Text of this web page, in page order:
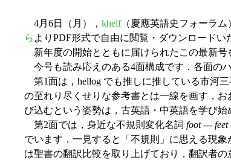
4月6日（月）， khelf（慶應英語史フォーラム
ら よりPDF形式で自由に閲覧・ダウンロードい
新年度の開始とともに届けられたこの最新号
今号も読み応えのある4面構成です．各面の
第1面は，hellog でも推しに推している市河
の至れり尽くせりな参考書とは一線を画す，
び込むという姿勢は，古英語・中英語を学び
第2面では，身近な不規則変化名詞 foot--- feet
でいます．一見すると「不規則」に思える現
は聖書の翻訳比較を取り上げており，翻訳者